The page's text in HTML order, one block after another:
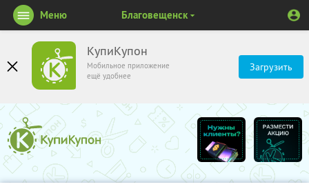
КупиКупон
Мобильное приложение
ещё удобнее
Загрузить
Меню Благовещенск